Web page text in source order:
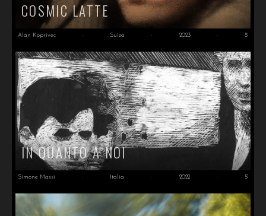
COSMIC LATTE
Alan Koprivec · Suiza · 2023 · 8'
IN QUANTO A NOI
Simone Massi · Italia · 2022 · 5'